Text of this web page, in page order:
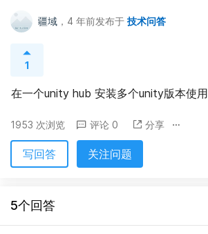
疆域 ，4 年前发布于 技术问答
1
在一个unity hub 安装多个unity版本使用
1953 次浏览 评论 0 分享
写回答 关注问题
5个回答